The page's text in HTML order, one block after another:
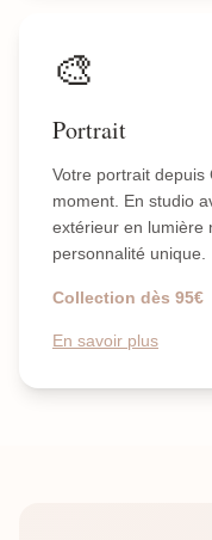
🎨
Portrait
Votre portrait depuis
moment. En studio
extérieur en lumière
personnalité unique.
Collection dès 95€
En savoir plus